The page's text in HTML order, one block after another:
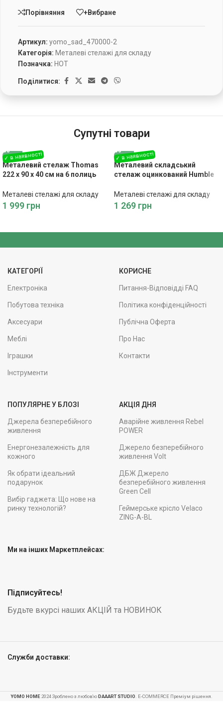
Порівняння +Вибране
Артикул: yomo_sad_470000-2
Категорія: Металеві стелажі для складу
Позначка: HOT
Поділитися:
Супутні товари
Металевий стелаж Thomas
222 x 90 x 40 см на 6 полиць
Металеві стелажі для складу
1 999 грн
Металевий складський
стелаж оцинкований Humble
міцність
Металеві стелажі для складу
1 269 грн
КАТЕГОРІЇ
Електроніка
Побутова техніка
Аксесуари
Меблі
Іграшки
Інструменти
КОРИСНЕ
Питання-Відповідді FAQ
Політика конфіденційності
Публічна Оферта
Про Нас
Контакти
ПОПУЛЯРНЕ У БЛОЗІ
Джерела безперебійного
живлення
Енергонезалежність для
кожного
Як обрати ідеальний
подарунок
Вибір гаджета: Що нове на
ринку технологій?
АКЦІЯ ДНЯ
Аварійне живлення Rebel
POWER
Джерело безперебійного
живлення Volt
ДБЖ Джерело
безперебійного живлення
Green Cell
Геймерське крісло Velaco
ZING-A-BL
Ми на інших Маркетплейсах:
Підписуйтесь!
Будьте вкурсі наших АКЦІЙ та НОВИНОК
Служби доставки:
YOMO HOME 2024 Зроблено з любов'юDAAART STUDIO . E-COMMERCE Преміум рішення.
Металевий
складський